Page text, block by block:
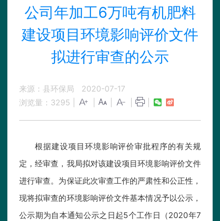
公司年加工6万吨有机肥料
建设项目环境影响评价文件
拟进行审查的公示
来源：县环保局
2020-07-17
浏览量： 3295
根据建设项目环境影响评价审批程序的有关规
定，经审查，我局拟对该建设项目环境影响评价文件
进行审查。为保证此次审查工作的严肃性和公正性，
现将拟审查的环境影响评价文件基本情况予以公示，
公示期为自本通知公示之日起5个工作日（2020年7